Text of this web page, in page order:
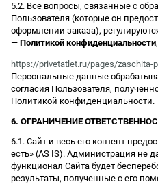
5.2. Все вопросы, связанные с
Пользователя (которые он
оформлении заказа),
— Политикой конфиденциальности
https://privetatlet.ru/pages/zaschita-
Персональные данные
согласия Пользователя,
Политикой конфиденциальности.
6. ОГРАНИЧЕНИЕ
6.1. Сайт и весь его контент
есть» (AS IS). Администрация не
функционал Сайта будет
результаты, полученные с его